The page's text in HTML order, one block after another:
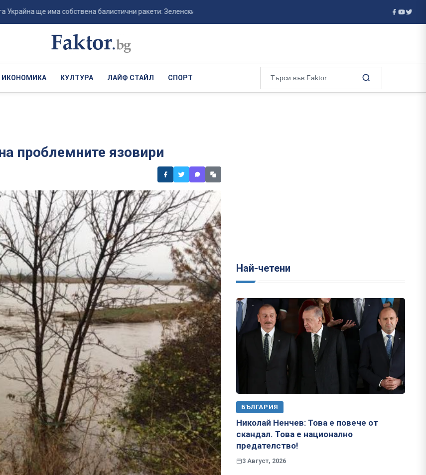
ще има собствена балистични ракети: Зеленски разкри сроковете... Украинският самолет в Лайпциг, който се
ИКОНОМИКА КУЛТУРА ЛАЙФ СТАЙЛ СПОРТ
проблемните язовири
Най-четени
БЪЛГАРИЯ
Николай Ненчев: Това е повече от
скандал. Това е национално
предателство!
3 Август, 2026